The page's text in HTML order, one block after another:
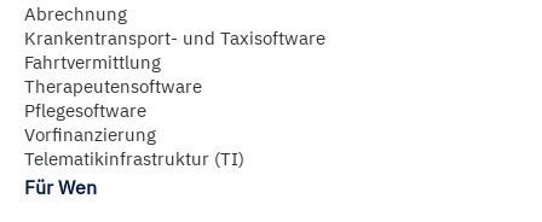
Abrechnung
Krankentransport- und Taxisoftware
Fahrtvermittlung
Therapeutensoftware
Pflegesoftware
Vorfinanzierung
Telematikinfrastruktur (TI)
Für Wen